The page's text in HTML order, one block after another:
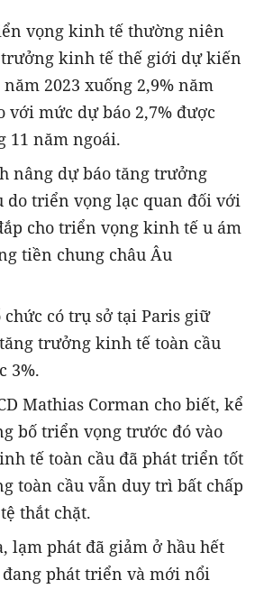
vọng kinh tế thường niên
trưởng kinh tế thế giới dự kiến
2023 xuống 2,9% năm
với mức dự báo 2,7% được
11 năm ngoái.
nâng dự báo tăng trưởng
do triển vọng lạc quan đối với
cho triển vọng kinh tế u ám
tiền chung châu Âu
có trụ sở tại Paris giữ
trưởng kinh tế toàn cầu
3%.
Mathias Corman cho biết, kể
bố triển vọng trước đó vào
tế toàn cầu đã phát triển tốt
toàn cầu vẫn duy trì bất chấp
thắt chặt.
lạm phát đã giảm ở hầu hết
phát triển và mới nổi